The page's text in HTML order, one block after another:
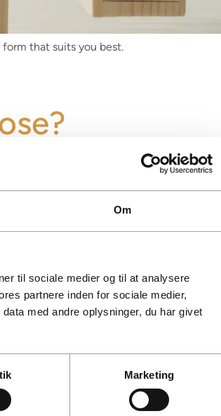
Om
til sociale medier og til at analysere
partnere inden for sociale medier,
med andre oplysninger, du har givet
Marketing
that suits you best.